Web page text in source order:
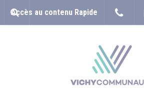
Accès au contenu Rapide